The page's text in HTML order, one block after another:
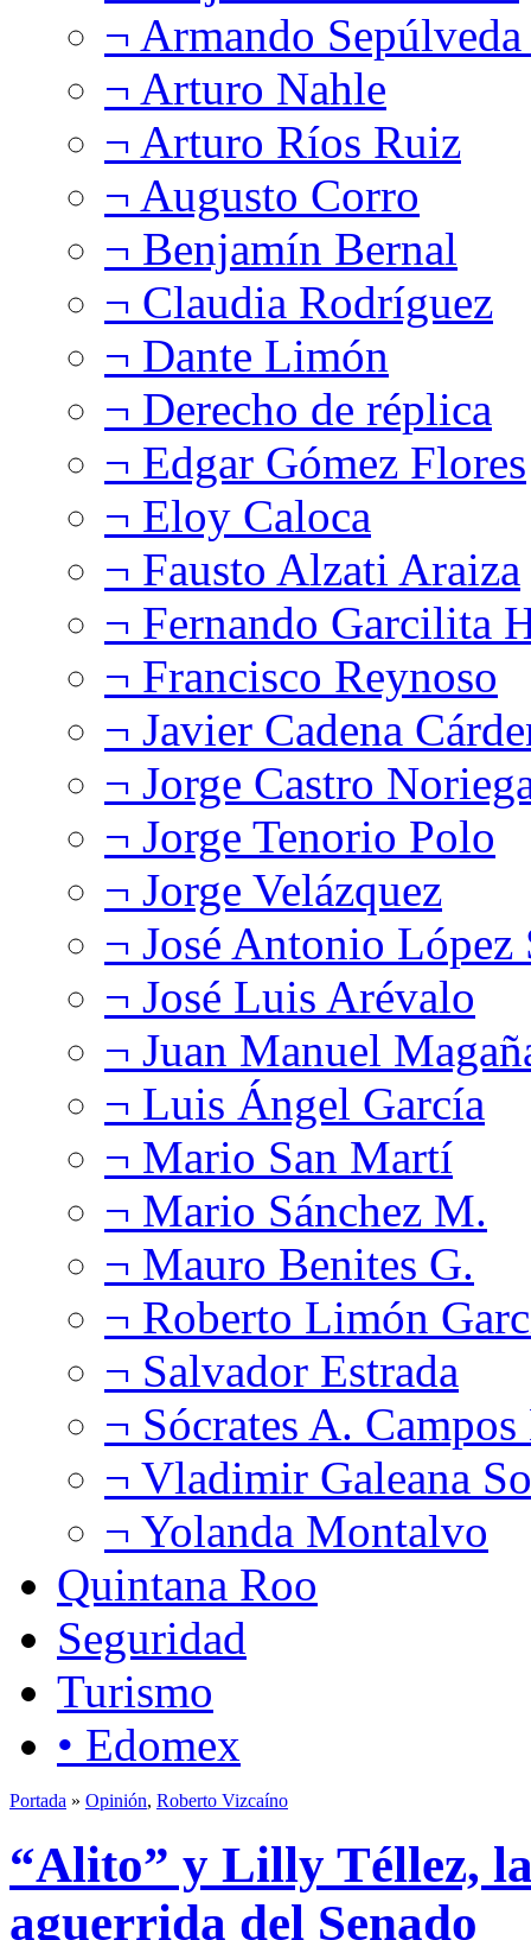
¬ Armando
¬ Arturo Nahle
¬ Arturo Ríos Ruiz
¬ Augusto Corro
¬ Benjamín Bernal
¬ Claudia Rodríguez
¬ Dante Limón
¬ Derecho de réplica
¬ Edgar Gómez Flores
¬ Eloy Caloca
¬ Fausto Alzati Araiza
¬ Fernando Garcilita
¬ Francisco Reynoso
¬ Javier Cadena
¬ Jorge Castro
¬ Jorge Tenorio Polo
¬ Jorge Velázquez
¬ José Antonio López
¬ José Luis Arévalo
¬ Juan Manuel
¬ Luis Ángel García
¬ Mario San Martí
¬ Mario Sánchez M.
¬ Mauro Benites G.
¬ Roberto Limón
¬ Salvador Estrada
¬ Sócrates A.
¬ Vladimir Galeana
¬ Yolanda Montalvo
Quintana Roo
Seguridad
Turismo
• Edomex
Portada » Opinión, Roberto Vizcaíno
“Alito” y Lilly Téllez,
aguerrida del Senado